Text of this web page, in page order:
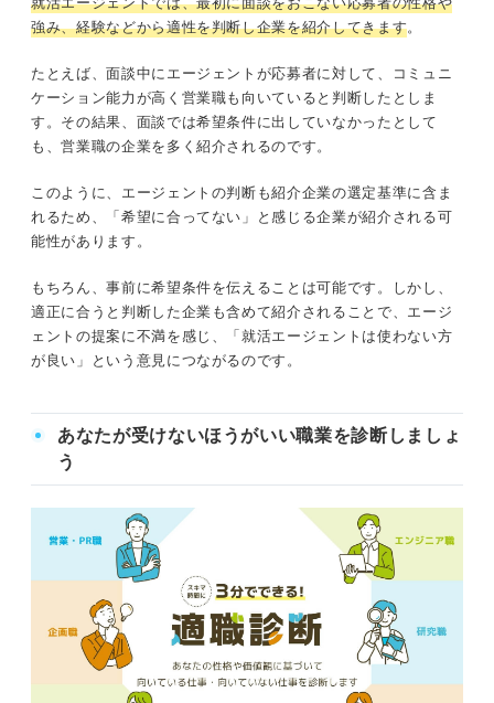
強み、経験などから適性を判断し企業を紹介してきます。
たとえば、面談中にエージェントが応募者に対して、コミュニ
ケーション能力が高く営業職も向いていると判断したとしま
す。その結果、面談では希望条件に出していなかったとして
も、営業職の企業を多く紹介されるのです。
このように、エージェントの判断も紹介企業の選定基準に含ま
れるため、「希望に合ってない」と感じる企業が紹介される可
能性があります。
もちろん、事前に希望条件を伝えることは可能です。しかし、
適正に合うと判断した企業も含めて紹介されることで、エージ
ェントの提案に不満を感じ、「就活エージェントは使わない方
が良い」という意見につながるのです。
あなたが受けないほうがいい職業を診断しましょ
う